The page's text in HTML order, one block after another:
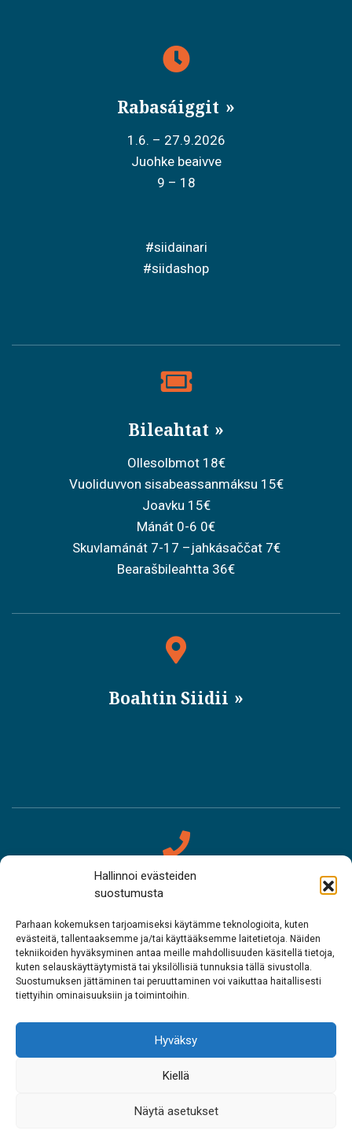
Hallinnoi evästeiden
suostumusta
Parhaan kokemuksen tarjoamiseksi käytämme teknologioita, kuten
evästeitä, tallentaaksemme ja/tai käyttääksemme laitetietoja. Näiden
tekniikoiden hyväksyminen antaa meille mahdollisuuden käsitellä tietoja,
kuten selauskäyttäytymistä tai yksilöllisiä tunnuksia tällä sivustolla.
Suostumuksen jättäminen tai peruuttaminen voi vaikuttaa haitallisesti
tiettyihin ominaisuuksiin ja toimintoihin.
Hyväksy
Kiellä
Näytä asetukset
Rabasáiggit
1.6. – 27.9.2026
Juohke beaivve
9 – 18
#siidainari
#siidashop
Bileahtat
Ollesolbmot 18€
Vuoliduvvon sisabeassanmáksu 15€
Joavku 15€
Mánát 0-6 0€
Skuvlamánát 7-17 –jahkásaččat 7€
Bearašbileahtta 36€
Boahtin Siidii
Oktavuođadieđut
Sámemusea Siida
Tel. 0400 898 212
Meahciráđđehusa áššehasbálvalanbáiki
Tel. 0206 39 7740
Restoráŋŋa Sarrit